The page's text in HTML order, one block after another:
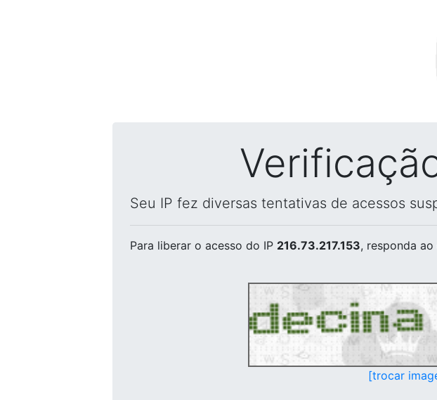
Seu IP fez diversas tentativas de acessos
Para liberar o acesso do IP 216.73.217.153, responda
[trocar